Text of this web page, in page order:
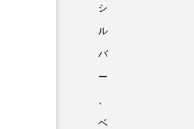
シ
ル
バ
ー
ベ